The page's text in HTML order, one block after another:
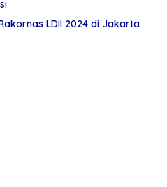
LDII 2024 di Jakarta